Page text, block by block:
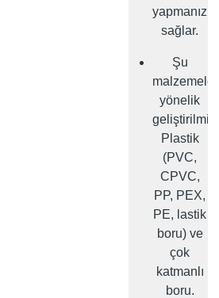
yapmanızı
sağlar.
Şu
yönelik
Plastik
(PVC,
CPVC,
PP, PEX,
PE, lastik
boru) ve
çok
katmanlı
boru.